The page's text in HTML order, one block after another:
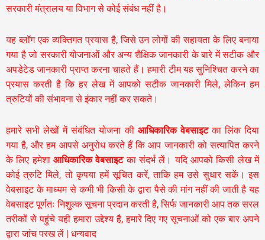
सरकारी मंत्रालय या विभाग से कोई संबंध नहीं है।
यह ब्लॉग एक व्यक्तिगत प्रयास है, जिसे उन लोगों की सहायता के लिए बनाया
गया है जो सरकारी योजनाओं और अन्य शैक्षिक जानकारी के बारे में सटीक और
अपडेटेड जानकारी प्राप्त करना चाहते हैं। हमारी टीम यह सुनिश्चित करने का
प्रयास करती है कि हर लेख में आपको सटीक जानकारी मिले, लेकिन हम
त्रुटियों की संभावना से इंकार नहीं कर सकते।
हमारे सभी लेखों में संबंधित योजना की आधिकारिक वेबसाइटका लिंक दिया
गया है, और हम आपसे अनुरोध करते हैं कि आप जानकारी को सत्यापित करने
के लिए हमेशा आधिकारिक वेबसाइटका संदर्भ लें। यदि आपको किसी लेख में
कोई त्रुटि मिले, तो कृपया हमें सूचित करें, ताकि हम उसे सुधार सकें। इस
वेबसाइट के माध्यम से कभी भी किसी के द्वारा पैसे की मांग नहीं की जाती है यह
वेबसाइट पूर्णतः निशुल्क सूचना प्रदान करती है,सिर्फ जानकारी आप तक सरल
तरीकों से पहुंचे यही हमारा उद्देश्य है, हमारे दिए गए सूचनाओं को एक बार अपने
द्वारा जांच परख लें | धन्यवाद